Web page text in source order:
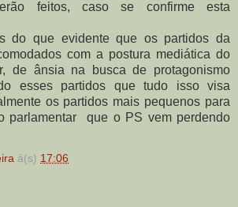
feitos, caso se confirme esta
do que evidente que os partidos da
com a postura mediática do
de ânsia na busca de protagonismo
esses partidos que tudo isso visa
os partidos mais pequenos para
parlamentar
que o PS vem perdendo
à(s) 17:06